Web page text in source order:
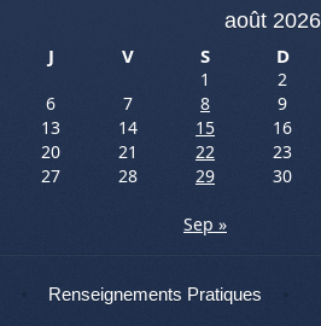
août 2026
J V S D
1
2
6 7 8
9
13 14 15
16
20 21 22
23
27 28 29
30
Sep »
Renseignements Pratiques